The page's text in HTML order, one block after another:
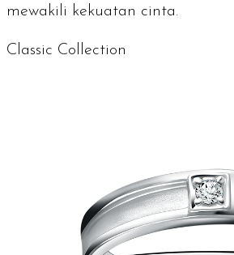
mewakili kekuatan cinta.
Classic Collection